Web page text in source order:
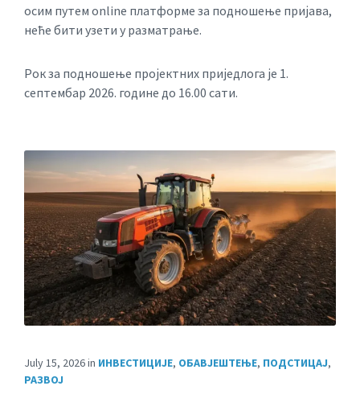
осим путем online платформе за подношење пријава,
неће бити узети у разматрање.
Рок за подношење пројектних приједлога је 1.
септембар 2026. године до 16.00 сати.
July 15, 2026in ИНВЕСТИЦИЈЕ, ОБАВЈЕШТЕЊЕ, ПОДСТИЦАЈ,
РАЗВОЈ